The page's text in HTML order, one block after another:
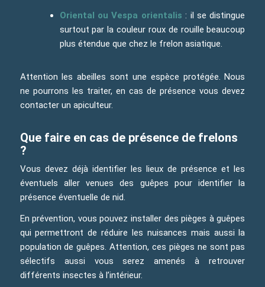
Oriental ou Vespa orientalis : il se distingue
surtout par la couleur roux de rouille beaucoup
plus étendue que chez le frelon asiatique.
Attention les abeilles sont une espèce protégée. Nous
ne pourrons les traiter, en cas de présence vous devez
contacter un apiculteur.
Que faire en cas de présence de frelons
?
Vous devez déjà identifier les lieux de présence et les
éventuels aller venues des guêpes pour identifier la
présence éventuelle de nid.
En prévention, vous pouvez installer des pièges à guêpes
qui permettront de réduire les nuisances mais aussi la
population de guêpes. Attention, ces pièges ne sont pas
sélectifs aussi vous serez amenés à retrouver
différents insectes à l’intérieur.